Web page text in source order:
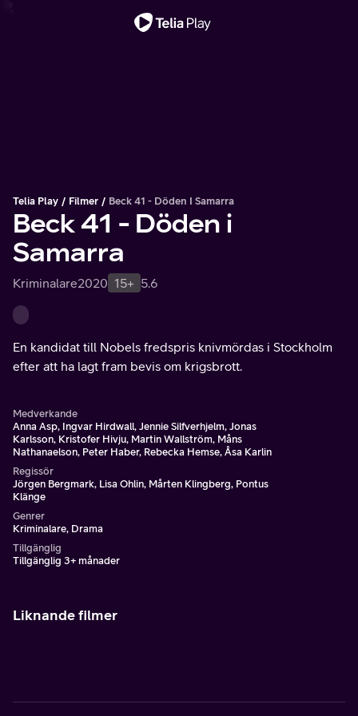
Telia Play Filmer Beck 41 - Döden I Samarra
Beck 41 - Döden i
Samarra
Kriminalare2020 15+ 5.6
En kandidat till Nobels fredspris knivmördas i Stockholm
efter att ha lagt fram bevis om krigsbrott.
Medverkande
Anna Asp, Ingvar Hirdwall, Jennie Silfverhjelm, Jonas
Karlsson, Kristofer Hivju, Martin Wallström, Måns
Nathanaelson, Peter Haber, Rebecka Hemse, Åsa Karlin
Regissör
Jörgen Bergmark, Lisa Ohlin, Mårten Klingberg, Pontus
Klänge
Genrer
Kriminalare, Drama
Tillgänglig
Tillgänglig 3+ månader
Liknande filmer